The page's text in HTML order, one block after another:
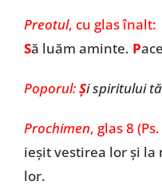
Preotul, cu glas înalt:
Să luăm aminte. P
Poporul:Şi spiritului
Prochimen, glas 8
ieșit vestirea lor și
lor.